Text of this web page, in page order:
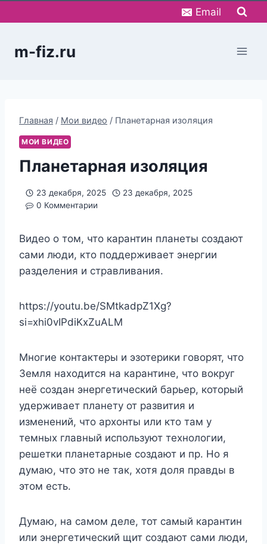
к
Email
m-fiz.ru
Главная / Мои видео / Планетарная изоляция
МОИ ВИДЕО
Планетарная изоляция
23 декабря, 2025
23 декабря, 2025
0 Комментарии
Видео о том, что карантин планеты создают
сами люди, кто поддерживает энергии
разделения и стравливания.
https://youtu.be/SMtkadpZ1Xg?
si=xhi0vIPdiKxZuALM
Многие контактеры и эзотерики говорят, что
Земля находится на карантине, что вокруг
неё создан энергетический барьер, который
удерживает планету от развития и
изменений, что архонты или кто там у
темных главный используют технологии,
решетки планетарные создают и пр. Но я
думаю, что это не так, хотя доля правды в
этом есть.
Думаю, на самом деле, тот самый карантин
или энергетический щит создают сами люди,